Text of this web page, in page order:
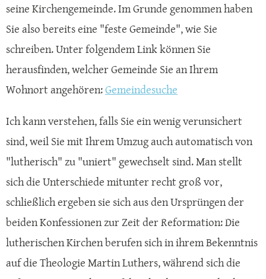
seine Kirchengemeinde. Im Grunde genommen haben
Sie also bereits eine "feste Gemeinde", wie Sie
schreiben. Unter folgendem Link können Sie
herausfinden, welcher Gemeinde Sie an Ihrem
Wohnort angehören:Gemeindesuche
Ich kann verstehen, falls Sie ein wenig verunsichert
sind, weil Sie mit Ihrem Umzug auch automatisch von
"lutherisch" zu "uniert" gewechselt sind. Man stellt
sich die Unterschiede mitunter recht groß vor,
schließlich ergeben sie sich aus den Ursprüngen der
beiden Konfessionen zur Zeit der Reformation: Die
lutherischen Kirchen berufen sich in ihrem Bekenntnis
auf die Theologie Martin Luthers, während sich die